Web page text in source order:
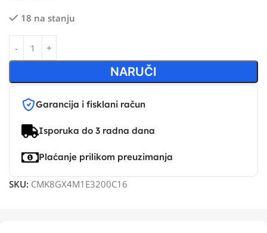
18 na stanju
NARUČI
Garancija i fisklani račun
Isporuka do 3 radna dana
Plaćanje prilikom preuzimanja
SKU: CMK8GX4M1E3200C16